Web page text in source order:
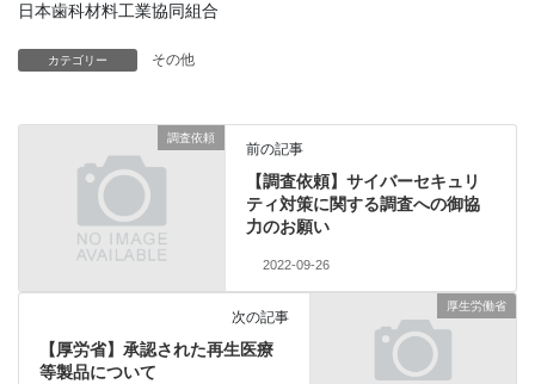
日本歯科材料工業協同組合
カテゴリー その他
調査依頼
前の記事
【調査依頼】サイバーセキュリ
ティ対策に関する調査への御協
力のお願い
2022-09-26
厚生労働省
次の記事
【厚労省】承認された再生医療
等製品について